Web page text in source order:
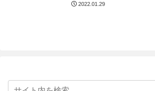
2022.01.29